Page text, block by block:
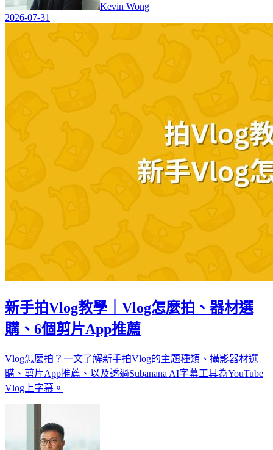
Kevin Wong
2026-07-31
新手拍Vlog教學｜Vlog怎麼拍、器材選
購、6個剪片App推薦
Vlog怎麼拍？一文了解新手拍Vlog的主題種類、攝影器材選
購、剪片App推薦、以及透過Subanana AI字幕工具為YouTube
Vlog上字幕。